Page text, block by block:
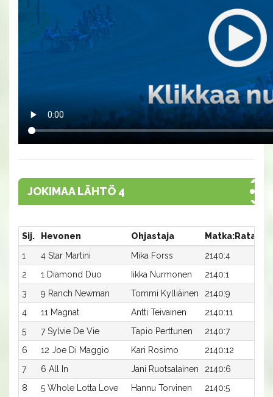
JOKIMAA LÄHTÖ 4
Sij. Hevonen Ohjastaja Matka:Rata
1
4 Star Martini Mika Forss 2140:4
2
1 Diamond Duo Iikka Nurmonen 2140:1
3
9 Ranch Newman Tommi Kylliäinen 2140:9
4
11 Magnat Antti Teivainen 2140:11
5
7 Sylvie De Vie Tapio Perttunen 2140:7
6
12 Joe Di Maggio Kari Rosimo 2140:12
7
6 All In Jani Ruotsalainen 2140:6
8
5 Whole Lotta Love Hannu Torvinen 2140:5